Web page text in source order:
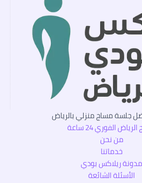
جلسة مساج منزلي بالرياض
الفوري 24 ساعة
من نحن
خدماتنا
مدونة ريلاكس بودي
الأسئلة الشائعة